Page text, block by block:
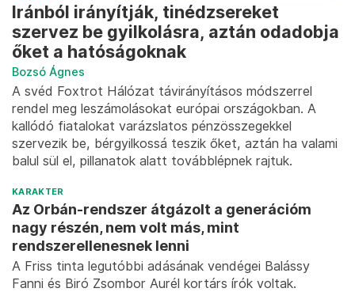
Iránból irányítják, tinédzsereket
szervez be gyilkolásra, aztán odadobja
őket a hatóságoknak
Bozsó Ágnes
A svéd Foxtrot Hálózat távirányításos módszerrel
rendel meg leszámolásokat európai országokban. A
kallódó fiatalokat varázslatos pénzösszegekkel
szervezik be, bérgyilkossá teszik őket, aztán ha valami
balul sül el, pillanatok alatt továbblépnek rajtuk.
KARAKTER
Az Orbán-rendszer átgázolt a generációm
nagy részén, nem volt más, mint
rendszerellenesnek lenni
A Friss tinta legutóbbi adásának vendégei Balássy
Fanni és Biró Zsombor Aurél kortárs írók voltak.